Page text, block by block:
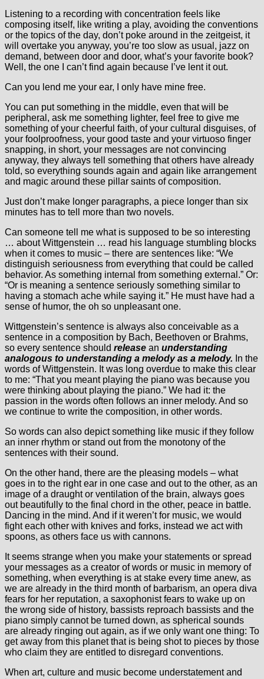
Listening to a recording with concentration feels like
composing itself, like writing a play, avoiding the conventions
or the topics of the day, don’t poke around in the zeitgeist, it
will overtake you anyway, you’re too slow as usual, jazz on
demand, between door and door, what’s your favorite book?
Well, the one I can’t find again because I’ve lent it out.
Can you lend me your ear, I only have mine free.
You can put something in the middle, even that will be
peripheral, ask me something lighter, feel free to give me
something of your cheerful faith, of your cultural disguises, of
your foolproofness, your good taste and your virtuoso finger
snapping, in short, your messages are not convincing
anyway, they always tell something that others have already
told, so everything sounds again and again like arrangement
and magic around these pillar saints of composition.
Just don’t make longer paragraphs, a piece longer than six
minutes has to tell more than two novels.
Can someone tell me what is supposed to be so interesting
… about Wittgenstein … read his language stumbling blocks
when it comes to music – there are sentences like: “We
distinguish seriousness from everything that could be called
behavior. As something internal from something external.” Or:
“Or is meaning a sentence seriously something similar to
having a stomach ache while saying it.” He must have had a
sense of humor, the oh so unpleasant one.
Wittgenstein’s sentence is always also conceivable as a
sentence in a composition by Bach, Beethoven or Brahms,
so every sentence should release an understanding
analogous to understanding a melody as a melody. In the
words of Wittgenstein. It was long overdue to make this clear
to me: “That you meant playing the piano was because you
were thinking about playing the piano.” We had it: the
passion in the words often follows an inner melody. And so
we continue to write the composition, in other words.
So words can also depict something like music if they follow
an inner rhythm or stand out from the monotony of the
sentences with their sound.
On the other hand, there are the pleasing models – what
goes in to the right ear in one case and out to the other, as an
image of a draught or ventilation of the brain, always goes
out beautifully to the final chord in the other, peace in battle.
Dancing in the mind. And if it weren’t for music, we would
fight each other with knives and forks, instead we act with
spoons, as others face us with cannons.
It seems strange when you make your statements or spread
your messages as a creator of words or music in memory of
something, when everything is at stake every time anew, as
we are already in the third month of barbarism, an opera diva
fears for her reputation, a saxophonist fears to wake up on
the wrong side of history, bassists reproach bassists and the
piano simply cannot be turned down, as spherical sounds
are already ringing out again, as if we only want one thing: To
get away from this planet that is being shot to pieces by those
who claim they are entitled to disregard conventions.
When art, culture and music become understatement and